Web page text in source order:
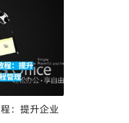
：提升企业